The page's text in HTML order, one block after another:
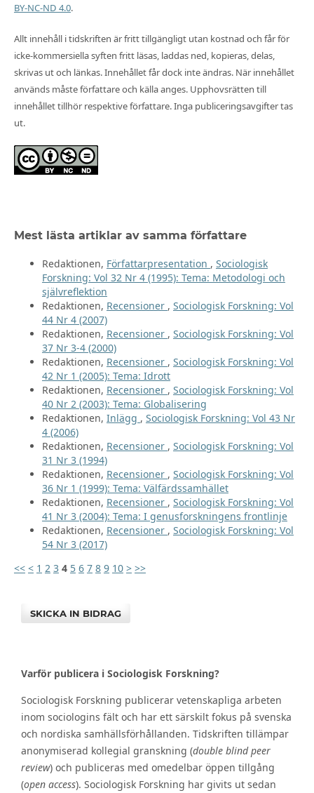
BY-NC-ND 4.0.
Allt innehåll i tidskriften är fritt tillgängligt utan kostnad och får för
icke-kommersiella syften fritt läsas, laddas ned, kopieras, delas,
skrivas ut och länkas. Innehållet får dock inte ändras. När innehållet
används måste författare och källa anges. Upphovsrätten till
innehållet tillhör respektive författare. Inga publiceringsavgifter tas
ut.
Mest lästa artiklar av samma författare
Redaktionen, Författarpresentation , Sociologisk
Forskning: Vol 32 Nr 4 (1995): Tema: Metodologi och
självreflektion
Redaktionen, Recensioner , Sociologisk Forskning: Vol
44 Nr 4 (2007)
Redaktionen, Recensioner , Sociologisk Forskning: Vol
37 Nr 3-4 (2000)
Redaktionen, Recensioner , Sociologisk Forskning: Vol
42 Nr 1 (2005): Tema: Idrott
Redaktionen, Recensioner , Sociologisk Forskning: Vol
40 Nr 2 (2003): Tema: Globalisering
Redaktionen, Inlägg , Sociologisk Forskning: Vol 43 Nr
4 (2006)
Redaktionen, Recensioner , Sociologisk Forskning: Vol
31 Nr 3 (1994)
Redaktionen, Recensioner , Sociologisk Forskning: Vol
36 Nr 1 (1999): Tema: Välfärdssamhället
Redaktionen, Recensioner , Sociologisk Forskning: Vol
41 Nr 3 (2004): Tema: I genusforskningens frontlinje
Redaktionen, Recensioner , Sociologisk Forskning: Vol
54 Nr 3 (2017)
<< < 1 2 3 4 5 6 7 8 9 10 > >>
SKICKA IN BIDRAG
Varför publicera i Sociologisk Forskning?
Sociologisk Forskning publicerar vetenskapliga arbeten
inom sociologins fält och har ett särskilt fokus på svenska
och nordiska samhällsförhållanden. Tidskriften tillämpar
anonymiserad kollegial granskning (double blind peer
review) och publiceras med omedelbar öppen tillgång
(open access). Sociologisk Forskning har givits ut sedan